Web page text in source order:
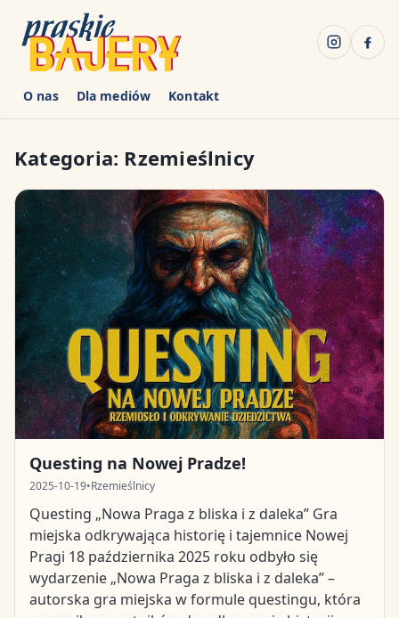
O nas Dla mediów Kontakt
Kategoria: Rzemieślnicy
Questing na Nowej Pradze!
2025-10-19•Rzemieślnicy
Questing „Nowa Praga z bliska i z daleka” Gra
miejska odkrywająca historię i tajemnice Nowej
Pragi 18 października 2025 roku odbyło się
wydarzenie „Nowa Praga z bliska i z daleka” –
autorska gra miejska w formule questingu, która